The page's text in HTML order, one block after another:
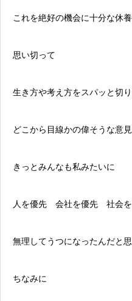
これを絶好の機会に十分な休
思い切って
生き方や考え方をスパッと切
どこから目線かの偉そうな意見
きっとみんなも私みたいに
人を優先 会社を優先 社会を
無理してうつになったんだと思
ちなみに